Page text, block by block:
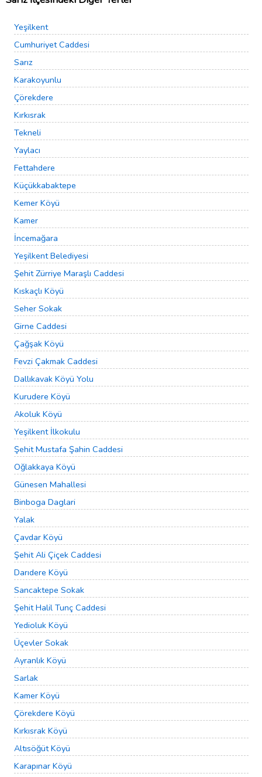
Yeşilkent
Cumhuriyet Caddesi
Sarız
Karakoyunlu
Çörekdere
Kırkısrak
Tekneli
Yaylacı
Fettahdere
Küçükkabaktepe
Kemer Köyü
Kamer
İncemağara
Yeşilkent Belediyesi
Şehit Zürriye Maraşlı Caddesi
Kıskaçlı Köyü
Seher Sokak
Girne Caddesi
Çağşak Köyü
Fevzi Çakmak Caddesi
Dallıkavak Köyü Yolu
Kurudere Köyü
Akoluk Köyü
Yeşilkent İlkokulu
Şehit Mustafa Şahin Caddesi
Oğlakkaya Köyü
Günesen Mahallesi
Binboga Daglari
Yalak
Çavdar Köyü
Şehit Ali Çiçek Caddesi
Darıdere Köyü
Sancaktepe Sokak
Şehit Halil Tunç Caddesi
Yedioluk Köyü
Üçevler Sokak
Ayranlık Köyü
Sarlak
Kamer Köyü
Çörekdere Köyü
Kırkısrak Köyü
Altısöğüt Köyü
Karapınar Köyü